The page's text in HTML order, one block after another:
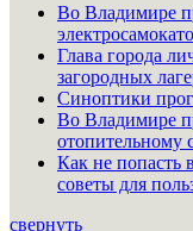
Во Владимире
Глава города
загородных
Синоптики
Во Владимире
отопительному
Как не попасть
советы для
свернуть